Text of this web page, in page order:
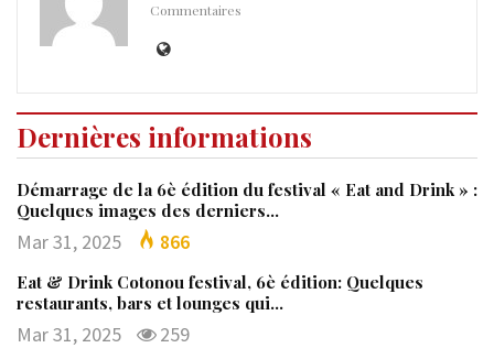
Commentaires
Dernières informations
Démarrage de la 6è édition du festival « Eat and Drink » :
Quelques images des derniers…
Mar 31, 2025 866
Eat & Drink Cotonou festival, 6è édition: Quelques
restaurants, bars et lounges qui…
Mar 31, 2025 259